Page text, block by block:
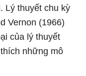
Lý thuyết chu kỳ
Vernon (1966)
của lý thuyết
những mô